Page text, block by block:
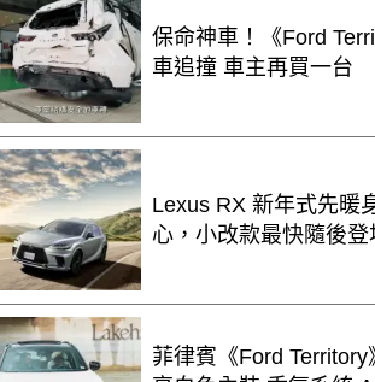
保命神車！《Ford
車追撞 車主再買一台
Lexus RX 新年式先暖
心，小改款最快隨後登
菲律賓《Ford